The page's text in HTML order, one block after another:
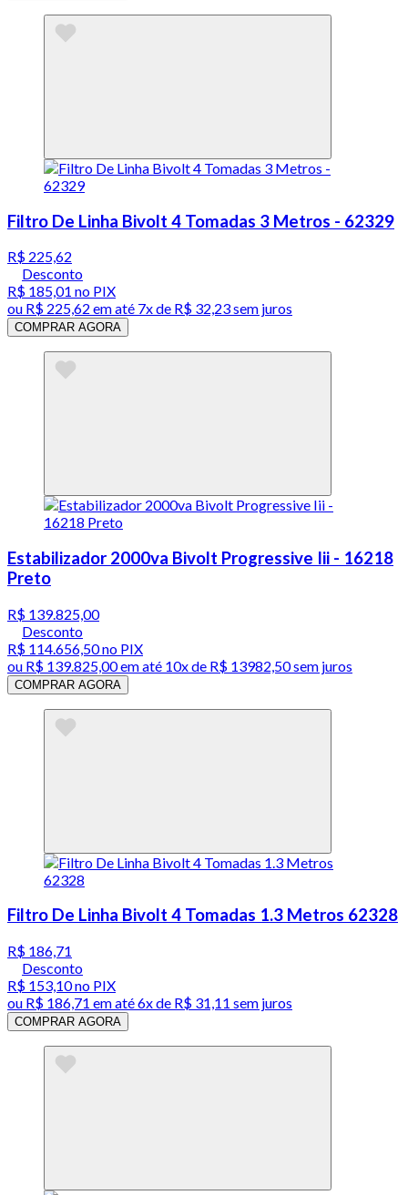
Filtro De Linha Bivolt 4 Tomadas 3 Metros - 62329
R$ 225,62
Desconto
R$ 185,01 no PIX
ou R$ 225,62 em até 7x de R$ 32,23 sem juros
COMPRAR AGORA
Estabilizador 2000va Bivolt Progressive Iii - 16218
Preto
R$ 139.825,00
Desconto
R$ 114.656,50no PIX
ou R$ 139.825,00em até 10x de R$ 13982,50 sem juros
COMPRAR AGORA
Filtro De Linha Bivolt 4 Tomadas 1.3 Metros 62328
R$ 186,71
Desconto
R$ 153,10no PIX
ou R$ 186,71 em até6x de R$ 31,11 sem juros
COMPRAR AGORA